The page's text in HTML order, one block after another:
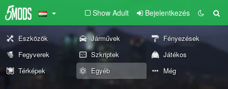
Show Adult Bejelentkezés
Eszközök Járművek
Fényezések
Fegyverek
Szkriptek
Játékos
Térképek
Egyéb Még